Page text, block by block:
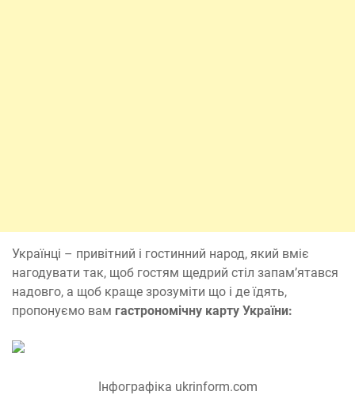
Українці – привітний і гостинний народ, який вміє
нагодувати так, щоб гостям щедрий стіл запам’ятався
надовго, а щоб краще зрозуміти що і де їдять,
пропонуємо вам гастрономічну карту України:
Інфографіка ukrinform.com